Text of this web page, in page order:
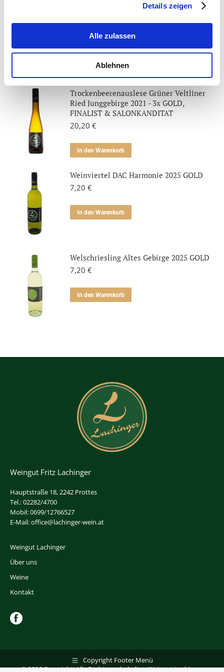
Details zeigen
Alle zulassen
Ablehnen
Ähnliche Produkte
Trockenbeerenauslese Grüner Veltliner
Ried Junggebirge 2021 - 3x GOLD,
FINALIST & SALONKANDITAT
20,20 €
In den Warenkorb
Weinviertel DAC Harmonie 2025 GOLD
7,20 €
In den Warenkorb
Welschriesling Altes Gebirge 2025 GOLD
7,20 €
In den Warenkorb
Weingut Fritz Lachinger
Hauptstraße 18, 2242 Prottes
Tel.: 02282/4700
Mobil: 0699/12766527
E-Mail: office@lachinger-wein.at
Weingut Lachinger
Über uns
Weine
Kontakt
Copyright Footer Menü
© 2026 Copyright, Alle Rechte vorbehalten Weingut Lachinger